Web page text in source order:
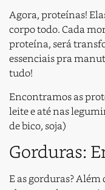
Agora, proteínas!
corpo todo. Cada
proteína, será
essenciais pra
tudo!
Encontramos as
leite e até nas
de bico, soja)
Gorduras:
E as gorduras?